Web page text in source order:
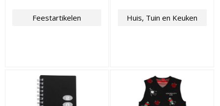
Feestartikelen Huis, Tuin en Keuken